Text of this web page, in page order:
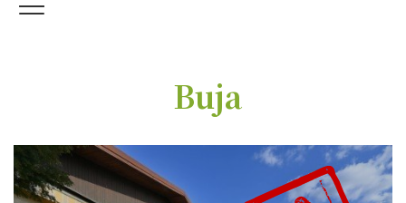
Vendi con noi
Lavora con noi
Buja